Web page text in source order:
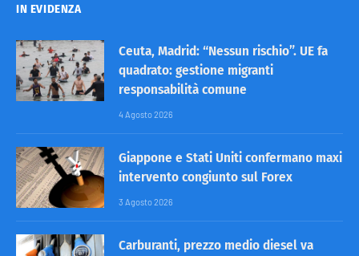
IN EVIDENZA
Ceuta, Madrid: “Nessun rischio”. UE fa
quadrato: gestione migranti
responsabilità comune
4 Agosto 2026
Giappone e Stati Uniti confermano maxi
intervento congiunto sul Forex
3 Agosto 2026
Carburanti, prezzo medio diesel va